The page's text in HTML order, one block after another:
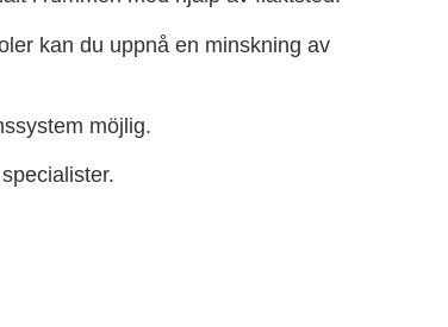
kan du uppnå en minskning av
möjlig.